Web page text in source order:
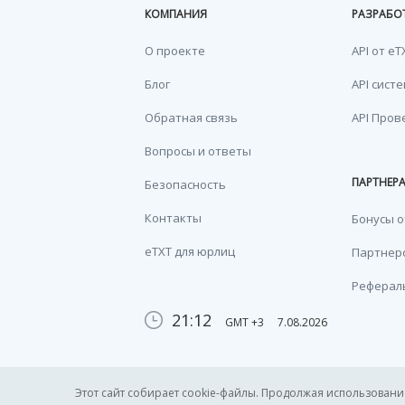
Этот сайт собирает cookie-файлы. Продолжая
КОМПАНИЯ
О проекте
Блог
Обратная связь
Вопросы и ответы
Безопасность
Контакты
eTXT для юрлиц
API от
API
API
Бонусы
21:12 GMT +3 7.08.2026